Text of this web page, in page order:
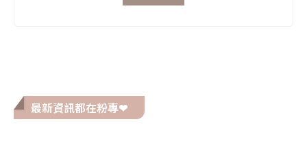
最新資訊都在粉專❤